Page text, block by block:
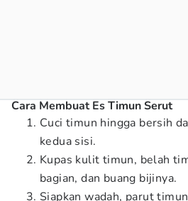
Cara Membuat Es Timun Serut
Cuci timun hingga bersih
kedua sisi.
Kupas kulit timun, belah
bagian, dan buang bijinya.
Siapkan wadah, parut